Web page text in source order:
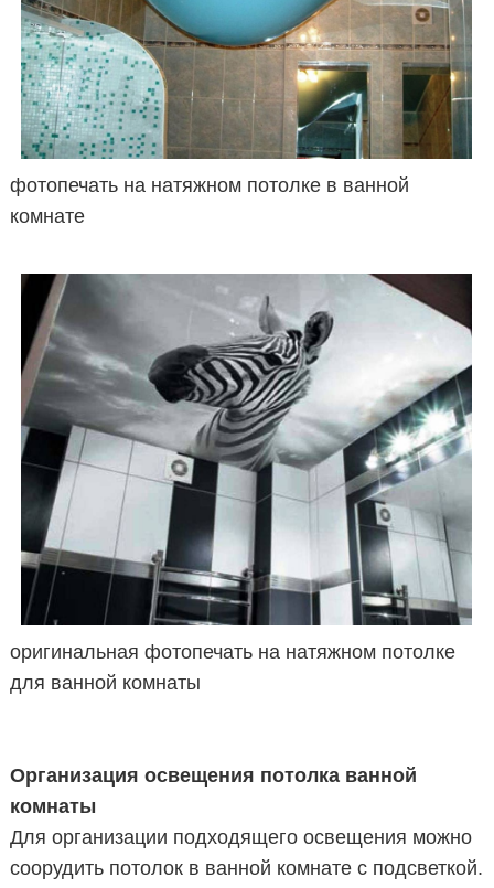
фотопечать на натяжном потолке в ванной
комнате
оригинальная фотопечать на натяжном потолке
для ванной комнаты
Организация освещения потолка ванной
комнаты
Для организации подходящего освещения можно
соорудить потолок в ванной комнате с подсветкой.